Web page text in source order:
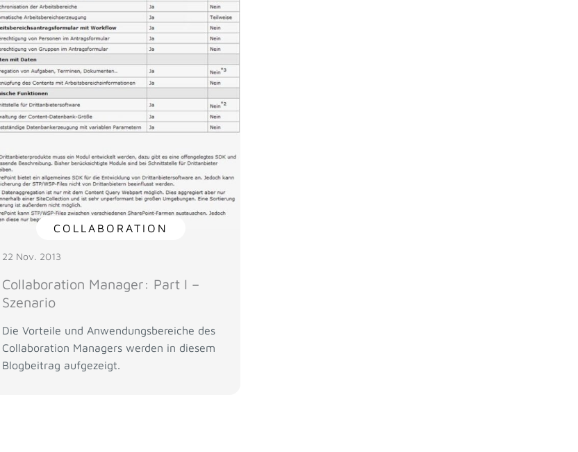
COLLABORATION
22 Nov. 2013
Collaboration Manager: Part I –
Szenario
Die Vorteile und Anwendungsbereiche des
Collaboration Managers werden in diesem
Blogbeitrag aufgezeigt.